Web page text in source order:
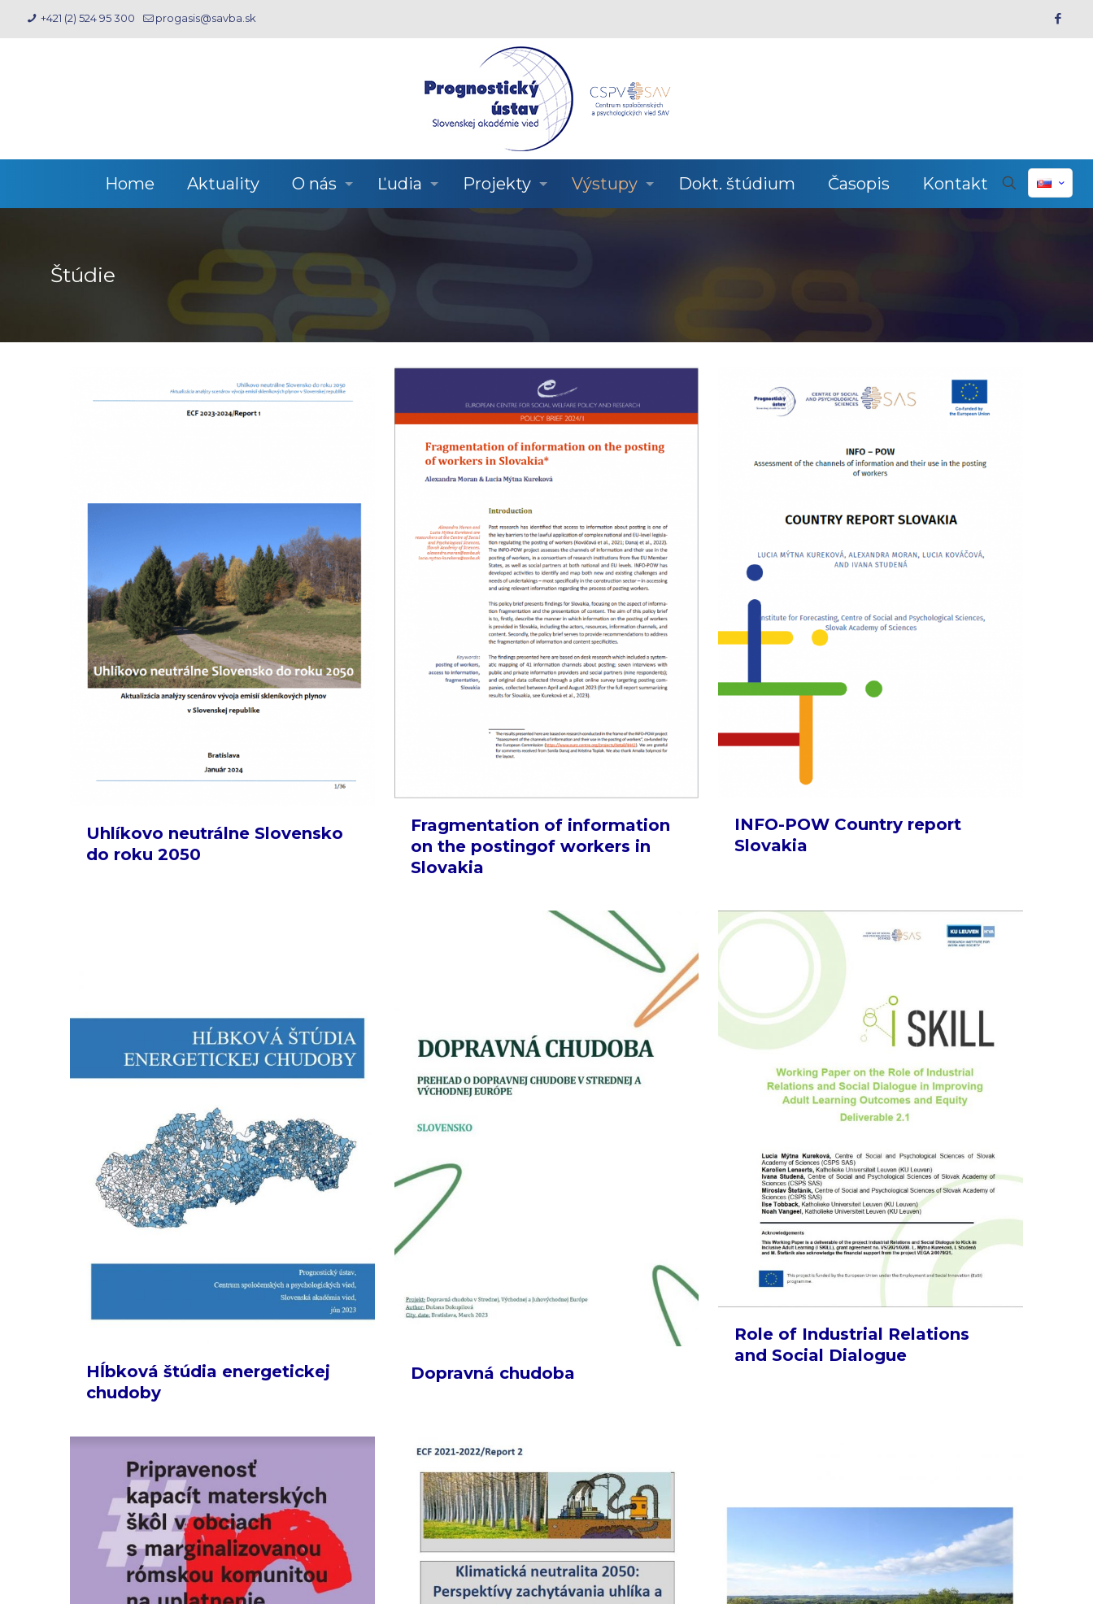
+421 (2) 524 95 300 progasis@savba.sk
Home Aktuality O nás Ľudia Projekty Výstupy Dokt. štúdium Časopis Kontakt
Štúdie
Uhlíkovo neutrálne Slovensko
do roku 2050
Fragmentation of information
on the postingof workers in
Slovakia
INFO-POW Country report
Slovakia
Hĺbková štúdia energetickej
chudoby
Dopravná chudoba
Role of Industrial Relations
and Social Dialogue